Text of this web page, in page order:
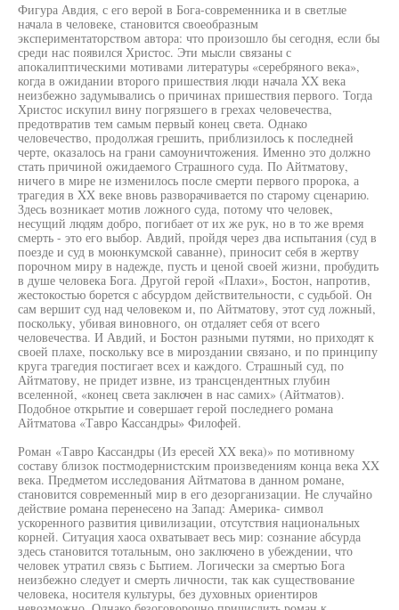
Фигура Авдия, с его верой в Бога-современника и в светлые
начала в человеке, становится своеобразным
экспериментаторством автора: что произошло бы сегодня, если бы
среди нас появился Христос. Эти мысли связаны с
апокалиптическими мотивами литературы «серебряного века»,
когда в ожидании второго пришествия люди начала XX века
неизбежно задумывались о причинах пришествия первого. Тогда
Христос искупил вину погрязшего в грехах человечества,
предотвратив тем самым первый конец света. Однако
человечество, продолжая грешить, приблизилось к последней
черте, оказалось на грани самоуничтожения. Именно это должно
стать причиной ожидаемого Страшного суда. По Айтматову,
ничего в мире не изменилось после смерти первого пророка, а
трагедия в XX веке вновь разворачивается по старому сценарию.
Здесь возникает мотив ложного суда, потому что человек,
несущий людям добро, погибает от их же рук, но в то же время
смерть - это его выбор. Авдий, пройдя через два испытания (суд в
поезде и суд в моюнкумской саванне), приносит себя в жертву
порочном миру в надежде, пусть и ценой своей жизни, пробудить
в душе человека Бога. Другой герой «Плахи», Бостон, напротив,
жестокостью борется с абсурдом действительности, с судьбой. Он
сам вершит суд над человеком и, по Айтматову, этот суд ложный,
поскольку, убивая виновного, он отдаляет себя от всего
человечества. И Авдий, и Бостон разными путями, но приходят к
своей плахе, поскольку все в мироздании связано, и по принципу
круга трагедия постигает всех и каждого. Страшный суд, по
Айтматову, не придет извне, из трансцендентных глубин
вселенной, «конец света заключен в нас самих» (Айтматов).
Подобное открытие и совершает герой последнего романа
Айтматова «Тавро Кассандры» Филофей.
Роман «Тавро Кассандры (Из ересей XX века)» по мотивному
составу близок постмодернистским произведениям конца века XX
века. Предметом исследования Айтматова в данном романе,
становится современный мир в его дезорганизации. Не случайно
действие романа перенесено на Запад: Америка- символ
ускоренного развития цивилизации, отсутствия национальных
корней. Ситуация хаоса охватывает весь мир: сознание абсурда
здесь становится тотальным, оно заключено в убеждении, что
человек утратил связь с Бытием. Логически за смертью Бога
неизбежно следует и смерть личности, так как существование
человека, носителя культуры, без духовных ориентиров